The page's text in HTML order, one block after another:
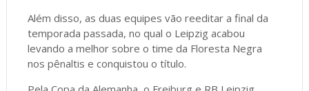
Além disso, as duas equipes vão reeditar a final da
temporada passada, no qual o Leipzig acabou
levando a melhor sobre o time da Floresta Negra
nos pênaltis e conquistou o título.